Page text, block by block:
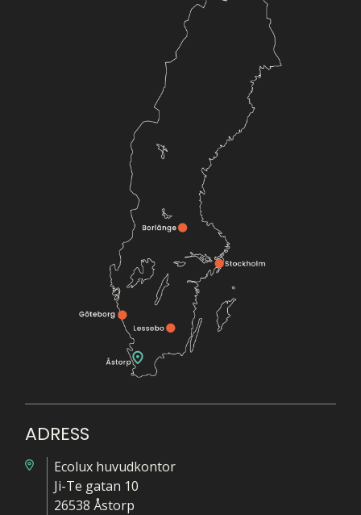
ADRESS
Ecolux huvudkontor
Ji-Te gatan 10
26538 Åstorp